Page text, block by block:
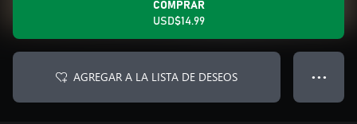
COMPRAR
USD$14.99
AGREGAR A LA LISTA DE DESEOS ● ● ●